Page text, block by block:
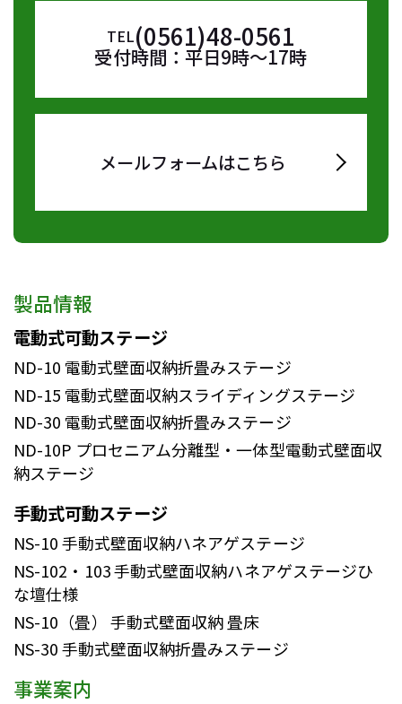
TEL(0561)48-0561
受付時間：平日9時～17時
メールフォームはこちら
製品情報
電動式可動ステージ
ND-10 電動式壁面収納折畳みステージ
ND-15 電動式壁面収納スライディングステージ
ND-30 電動式壁面収納折畳みステージ
ND-10P プロセニアム分離型・一体型電動式壁面収
納ステージ
手動式可動ステージ
NS-10手動式壁面収納ハネアゲステージ
NS-102・103手動式壁面収納ハネアゲステージひ
な壇仕様
NS-10（畳） 手動式壁面収納 畳床
NS-30手動式壁面収納折畳みステージ
事業案内